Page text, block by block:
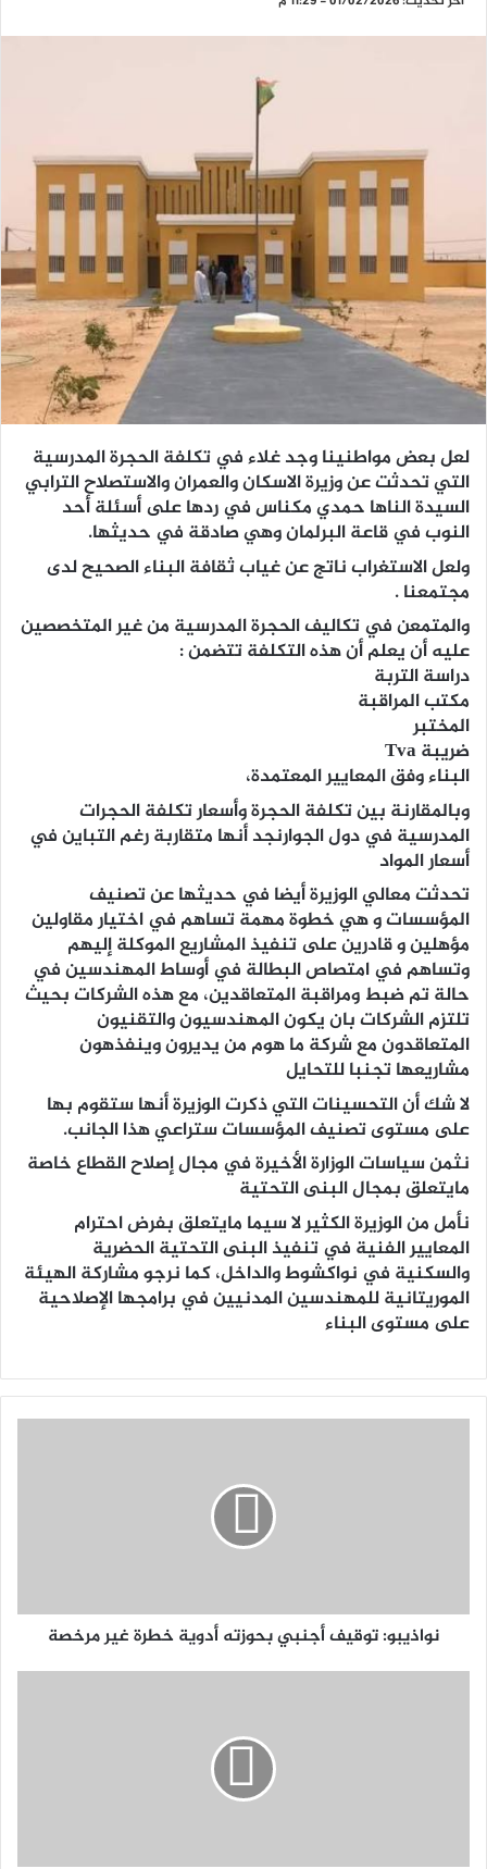
لعل بعض مواطنينا وجد غلاء في تكلفة الحجرة المدرسية
التي تحدثت عن وزيرة الاسكان والعمران والاستصلاح الترابي
السيدة الناها حمدي مكناس في ردها على أسئلة أحد
النوب في قاعة البرلمان وهي صادقة في حديثها.
ولعل الاستغراب ناتج عن غياب ثقافة البناء الصحيح لدى
مجتمعنا .
والمتمعن في تكاليف الحجرة المدرسية من غير المتخصصين
عليه أن يعلم أن هذه التكلفة تتضمن :
دراسة التربة
مكتب المراقبة
المختبر
ضريبة Tva
البناء وفق المعايير المعتمدة،
وبالمقارنة بين تكلفة الحجرة وأسعار تكلفة الحجرات
المدرسية في دول الجوارنجد أنها متقاربة رغم التباين في
أسعار المواد
تحدثت معالي الوزيرة أيضا في حديثها عن تصنيف
المؤسسات و هي خطوة مهمة تساهم في اختيار مقاولين
مؤهلين و قادرين على تنفيذ المشاريع الموكلة إليهم
وتساهم في امتصاص البطالة في أوساط المهندسين في
حالة تم ضبط ومراقبة المتعاقدين، مع هذه الشركات بحيث
تلتزم الشركات بان يكون المهندسيون والتقنيون
المتعاقدون مع شركة ما هوم من يديرون وينفذهون
مشاريعها تجنبا للتحايل
لا شك أن التحسينات التي ذكرت الوزيرة أنها ستقوم بها
على مستوى تصنيف المؤسسات ستراعي هذا الجانب.
نثمن سياسات الوزارة الأخيرة في مجال إصلاح القطاع خاصة
مايتعلق بمجال البنى التحتية
نأمل من الوزيرة الكثير لا سيما مايتعلق بفرض احترام
المعايير الفنية في تنفيذ البنى التحتية الحضرية
والسكنية في نواكشوط والداخل، كما نرجو مشاركة الهيئة
الموريتانية للمهندسين المدنيين في برامجها الإصلاحية
على مستوى البناء
نواذيبو: توقيف أجنبي بحوزته أدوية خطرة غير مرخصة